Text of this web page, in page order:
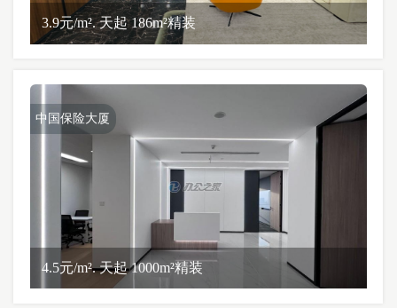
3.9元/m². 天起 186m²精装
中国保险大厦
4.5元/m². 天起 1000m²精装